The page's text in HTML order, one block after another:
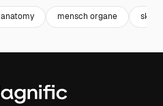
anatomy mensch organe